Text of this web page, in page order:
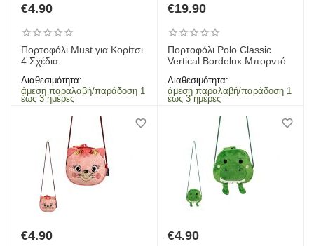
€4.90
Πορτοφόλι Must για Κορίτσι
4 Σχέδια
Διαθεσιμότητα:
άμεση παραλαβή/παράδοση 1
έως 3 ημέρες
€19.90
Πορτοφόλι Polo Classic
Vertical Bordelux Μπορντό
Διαθεσιμότητα:
άμεση παραλαβή/παράδοση 1
έως 3 ημέρες
€4.90 €4.90